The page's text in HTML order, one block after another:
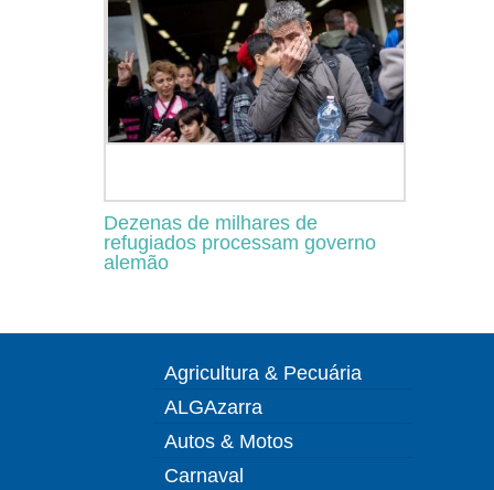
Dezenas de milhares de
refugiados processam governo
alemão
Agricultura & Pecuária
ALGAzarra
Autos & Motos
Carnaval